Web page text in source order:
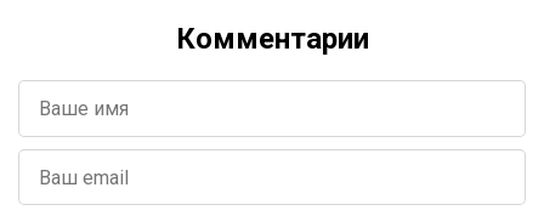
Комментарии